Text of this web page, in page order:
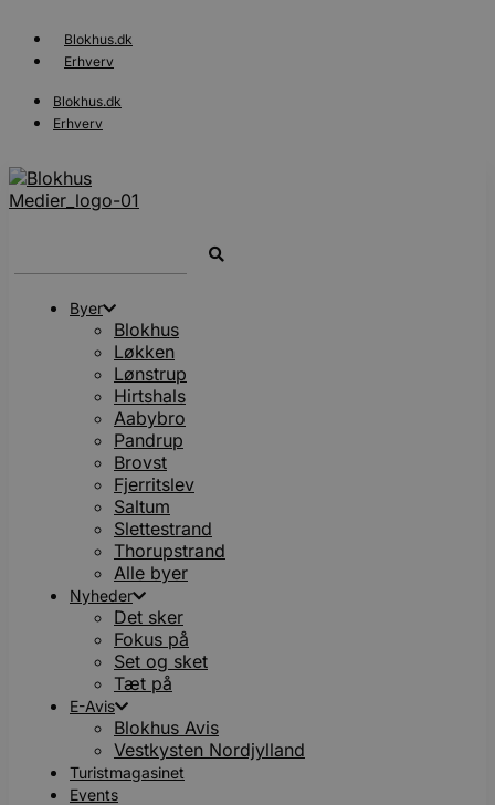
indhold
Blokhus.dk
Erhverv
Blokhus.dk
Erhverv
Byer
Blokhus
Løkken
Lønstrup
Hirtshals
Aabybro
Pandrup
Brovst
Fjerritslev
Saltum
Slettestrand
Thorupstrand
Alle byer
Nyheder
Det sker
Fokus på
Set og sket
Tæt på
E-Avis
Blokhus Avis
Vestkysten Nordjylland
Turistmagasinet
Events